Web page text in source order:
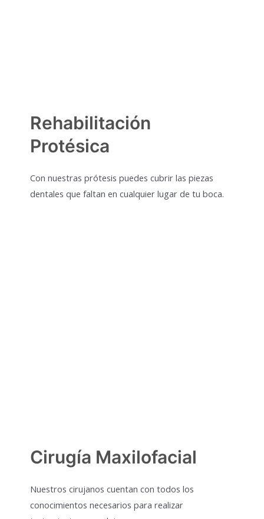
Rehabilitación
Protésica
Con nuestras prótesis puedes cubrir las piezas
dentales que faltan en cualquier lugar de tu boca.
Cirugía Maxilofacial
Nuestros cirujanos cuentan con todos los
conocimientos necesarios para realizar